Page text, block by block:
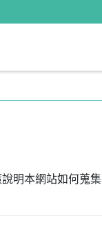
明本網站如何蒐